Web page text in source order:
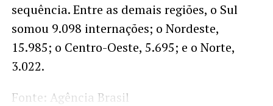
sequência. Entre as demais regiões, o Sul
somou 9.098 internações; o Nordeste,
15.985; o Centro-Oeste, 5.695; e o Norte,
3.022.
Fonte: Agência Brasil